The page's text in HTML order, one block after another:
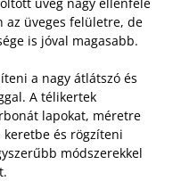
üveges felületre, de
is jóval magasabb.
a nagy átlátszó és
A télikertek
lapokat, méretre
és rögzíteni
módszerekkel